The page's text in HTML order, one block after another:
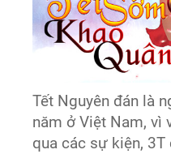
Tết Nguyên đán là
năm ở Việt Nam, vì
qua các sự kiện,